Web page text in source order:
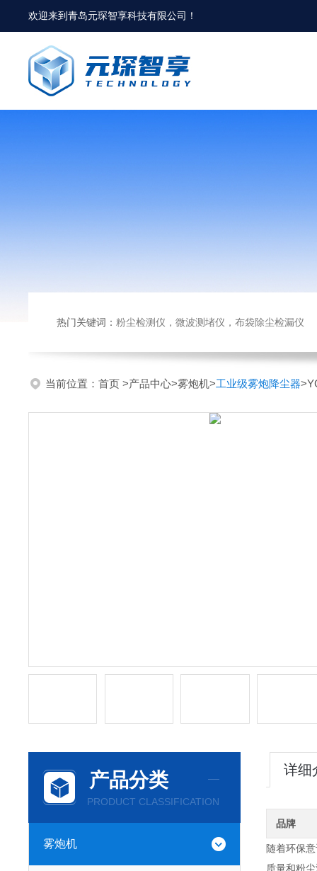
欢迎来到青岛元琛智享科技有限公司 ！
热门关键词： 粉尘检测仪，微波测堵仪，布袋除尘检漏仪
当前位置： 首页 >产品中心>雾炮机>工业级雾炮降尘器
产品分类
PRODUCT CLASSIFICATION
雾炮机
详细
品牌
随着环保
质量和粉